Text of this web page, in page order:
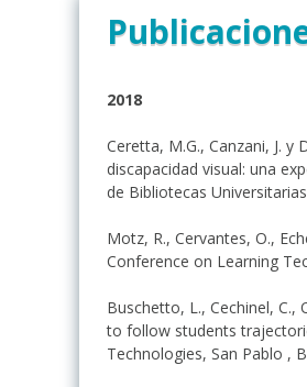
Objetivos
Presencia en Medios
2018
Ceretta, M.G., Canzani, J.
discapacidad visual: una
de Bibliotecas
Motz, R., Cervantes, O.,
Conference on Learning
Buschetto, L., Cechinel, C.,
to follow students
Technologies, San Pablo ,